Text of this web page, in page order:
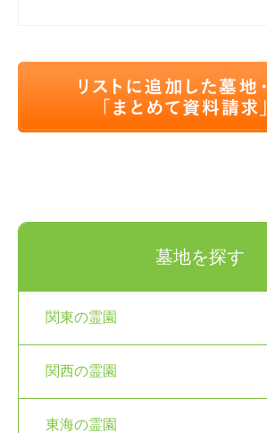
墓地を探す
関東の霊園
関西の霊園
東海の霊園